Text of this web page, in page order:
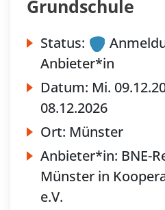
Grundschule
Status:
Anbieter*in
Datum: Mi.
08.12.2026
Ort: Münster
Anbieter*in: BNE-
Münster in
e.V.